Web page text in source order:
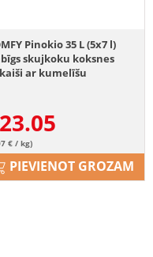
Pinokio 35 L (5x7 l)
skujkoku koksnes
ar kumelīšu
23.05
€ / kg)
PIEVIENOT GROZAM